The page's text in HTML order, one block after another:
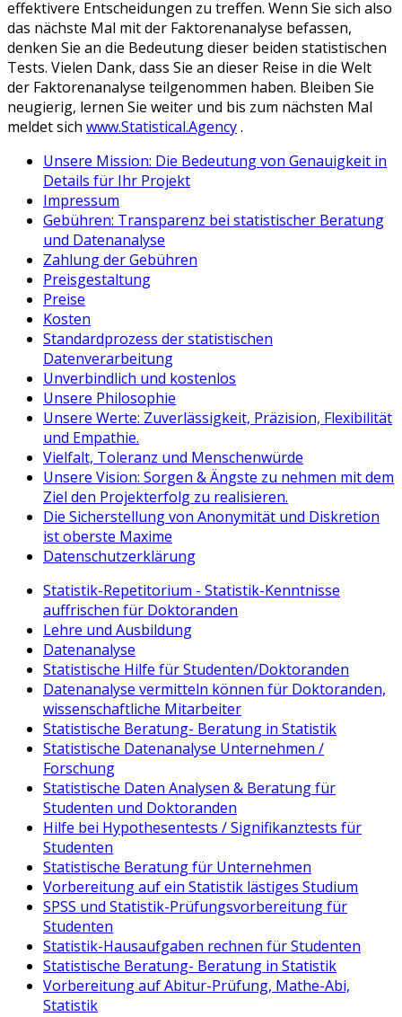
effektivere Entscheidungen zu treffen. Wenn Sie sich also
das nächste Mal mit der Faktorenanalyse befassen,
denken Sie an die Bedeutung dieser beiden statistischen
Tests. Vielen Dank, dass Sie an dieser Reise in die Welt
der Faktorenanalyse teilgenommen haben. Bleiben Sie
neugierig, lernen Sie weiter und bis zum nächsten Mal
meldet sich www.Statistical.Agency.
Unsere Mission: Die Bedeutung von Genauigkeit in
Details für Ihr Projekt
Impressum
Gebühren: Transparenz bei statistischer Beratung
und Datenanalyse
Zahlung der Gebühren
Preisgestaltung
Preise
Kosten
Standardprozess der statistischen
Datenverarbeitung
Unverbindlich und kostenlos
Unsere Philosophie
Unsere Werte: Zuverlässigkeit, Präzision, Flexibilität
und Empathie.
Vielfalt, Toleranz und Menschenwürde
Unsere Vision: Sorgen & Ängste zu nehmen mit dem
Ziel den Projekterfolg zu realisieren.
Die Sicherstellung von Anonymität und Diskretion
ist oberste Maxime
Datenschutzerklärung
Statistik-Repetitorium - Statistik-Kenntnisse
auffrischen für Doktoranden
Lehre und Ausbildung
Datenanalyse
Statistische Hilfe für Studenten/Doktoranden
Datenanalyse vermitteln können für Doktoranden,
wissenschaftliche Mitarbeiter
Statistische Beratung- Beratung in Statistik
Statistische Datenanalyse Unternehmen /
Forschung
Statistische Daten Analysen & Beratung für
Studenten und Doktoranden
Hilfe bei Hypothesentests / Signifikanztests für
Studenten
Statistische Beratung für Unternehmen
Vorbereitung auf ein Statistik lästiges Studium
SPSS und Statistik-Prüfungsvorbereitung für
Studenten
Statistik-Hausaufgaben rechnen für Studenten
Statistische Beratung- Beratung in Statistik
Vorbereitung auf Abitur-Prüfung, Mathe-Abi,
Statistik